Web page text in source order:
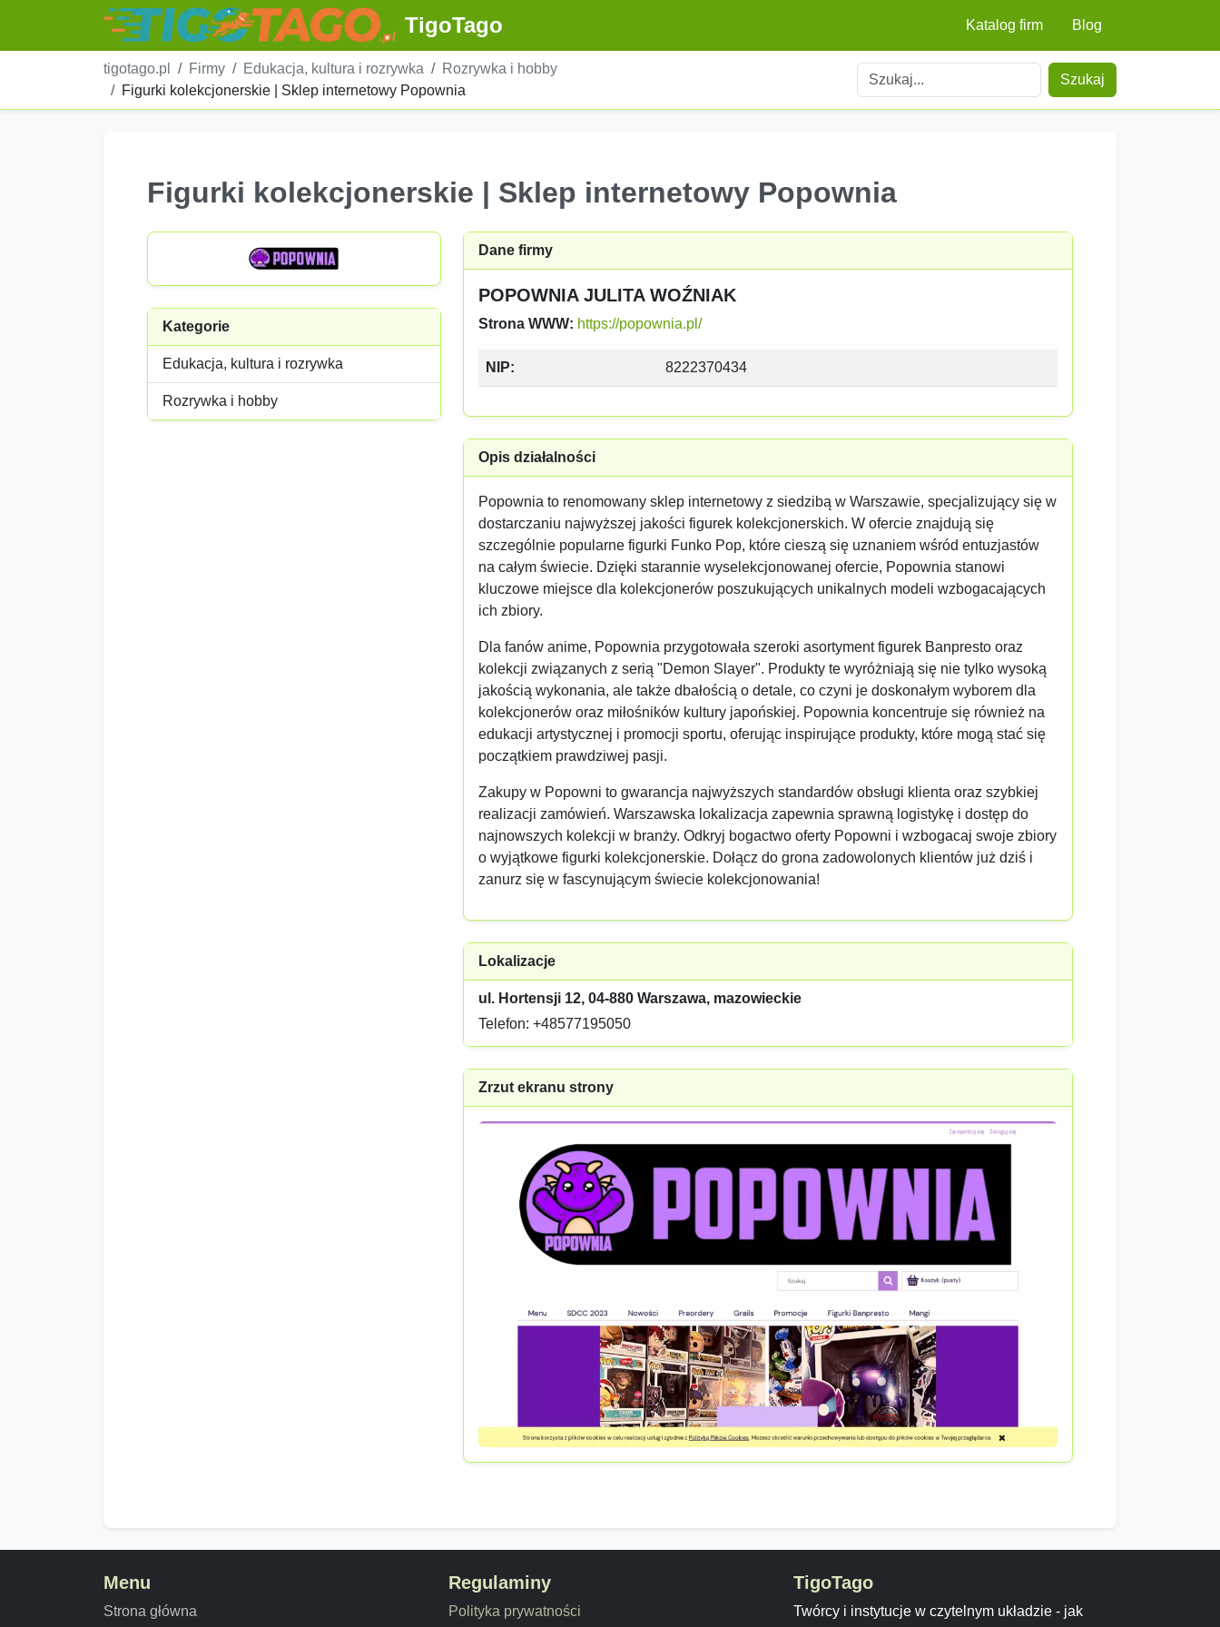
TigoTago Katalog firm Blog
tigotago.pl Firmy Edukacja, kultura i rozrywka
Rozrywka i hobby
Figurki kolekcjonerskie | Sklep internetowy Popownia
Szukaj
Figurki kolekcjonerskie | Sklep internetowy Popownia
Kategorie
Edukacja, kultura i rozrywka
Rozrywka i hobby
Dane firmy
POPOWNIA JULITA WOŹNIAK
Strona WWW: https://popownia.pl/
NIP: 8222370434
Opis działalności
Popownia to renomowany sklep internetowy z siedzibą w Warszawie, specjalizujący się w
dostarczaniu najwyższej jakości figurek kolekcjonerskich. W ofercie znajdują się
szczególnie popularne figurki Funko Pop, które cieszą się uznaniem wśród entuzjastów
na całym świecie. Dzięki starannie wyselekcjonowanej ofercie, Popownia stanowi
kluczowe miejsce dla kolekcjonerów poszukujących unikalnych modeli wzbogacających
ich zbiory.
Dla fanów anime, Popownia przygotowała szeroki asortyment figurek Banpresto oraz
kolekcji związanych z serią "Demon Slayer". Produkty te wyróżniają się nie tylko wysoką
jakością wykonania, ale także dbałością o detale, co czyni je doskonałym wyborem dla
kolekcjonerów oraz miłośników kultury japońskiej. Popownia koncentruje się również na
edukacji artystycznej i promocji sportu, oferując inspirujące produkty, które mogą stać się
początkiem prawdziwej pasji.
Zakupy w Popowni to gwarancja najwyższych standardów obsługi klienta oraz szybkiej
realizacji zamówień. Warszawska lokalizacja zapewnia sprawną logistykę i dostęp do
najnowszych kolekcji w branży. Odkryj bogactwo oferty Popowni i wzbogacaj swoje zbiory
o wyjątkowe figurki kolekcjonerskie. Dołącz do grona zadowolonych klientów już dziś i
zanurz się w fascynującym świecie kolekcjonowania!
Lokalizacje
ul. Hortensji 12, 04-880 Warszawa, mazowieckie
Telefon: +48577195050
Zrzut ekranu strony
Menu
Strona główna
Regulaminy
Polityka prywatności
TigoTago
Twórcy i instytucje w czytelnym układzie - jak